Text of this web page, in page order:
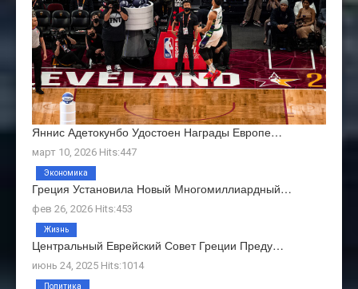
Яннис Адетокунбо Удостоен Награды Европе…
март 10, 2026 Hits:447
Греция Установила Новый Многомиллиардный…
фев 26, 2026 Hits:453
Экономика
Центральный Еврейский Совет Греции Преду…
июнь 24, 2025 Hits:1014
Жизнь
Политика